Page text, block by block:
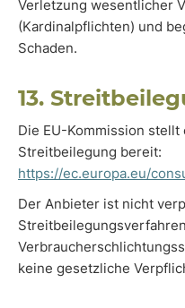
Verletzung wesentlicher
(Kardinalpflichten) und
Schaden.
13.
Die EU-Kommission
Streitbeilegung bereit:
https://ec.europa.eu/
Der Anbieter ist nicht
keine gesetzliche